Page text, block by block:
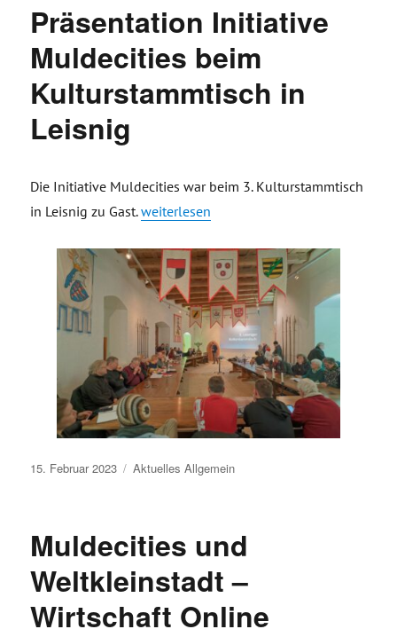
Präsentation Initiative
Muldecities beim
Kulturstammtisch in
Leisnig
Die Initiative Muldecities war beim 3. Kulturstammtisch
in Leisnig zu Gast.„Präsentation Initiative Muldecities beim
weiterlesen
Veröffentlicht
15. Februar 2023 Aktuelles Allgemein
Muldecities und
Weltkleinstadt –
Wirtschaft Online